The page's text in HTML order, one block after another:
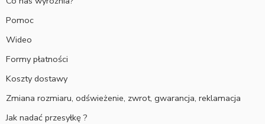
Pomoc
Wideo
Formy płatności
Koszty dostawy
Zmiana rozmiaru, odświeżenie, zwrot, gwarancja, reklamacja
Jak nadać przesyłkę ?